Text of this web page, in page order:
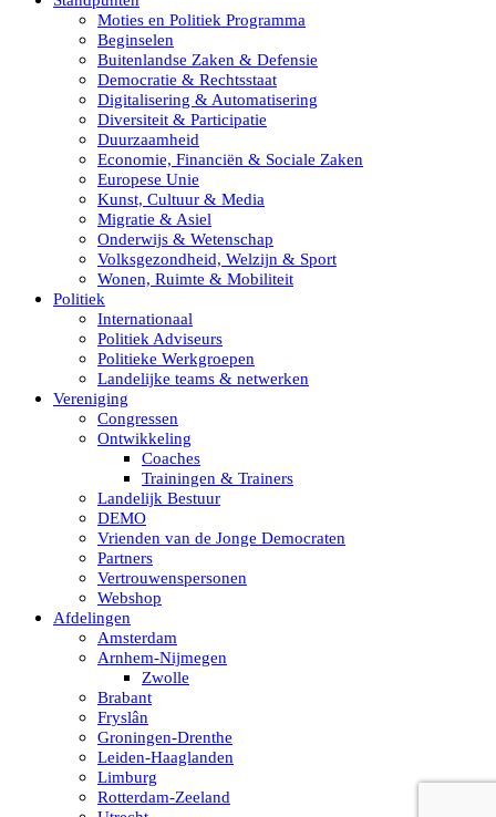
Moties en Politiek Programma
Beginselen
Buitenlandse Zaken & Defensie
Democratie & Rechtsstaat
Digitalisering & Automatisering
Diversiteit & Participatie
Duurzaamheid
Economie, Financiën & Sociale Zaken
Europese Unie
Kunst, Cultuur & Media
Migratie & Asiel
Onderwijs & Wetenschap
Volksgezondheid, Welzijn & Sport
Wonen, Ruimte & Mobiliteit
Politiek
Internationaal
Politiek Adviseurs
Politieke Werkgroepen
Landelijke teams & netwerken
Vereniging
Congressen
Ontwikkeling
Coaches
Trainingen & Trainers
Landelijk Bestuur
DEMO
Vrienden van de Jonge Democraten
Partners
Vertrouwenspersonen
Webshop
Afdelingen
Amsterdam
Arnhem-Nijmegen
Zwolle
Brabant
Fryslân
Groningen-Drenthe
Leiden-Haaglanden
Limburg
Rotterdam-Zeeland